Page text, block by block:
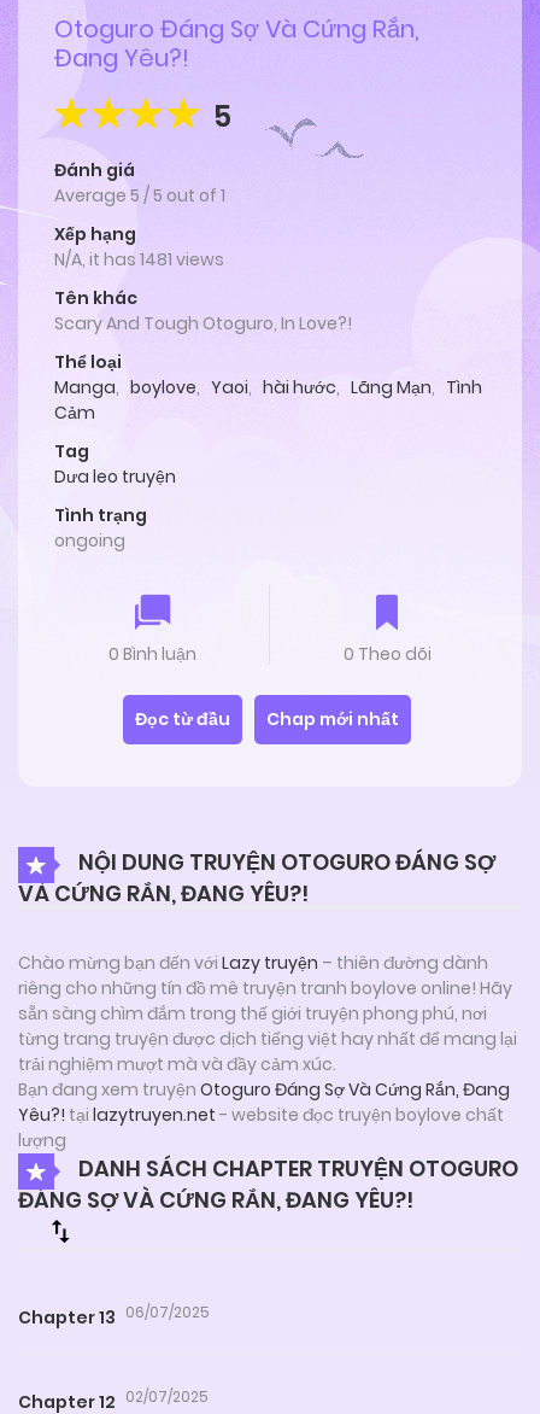
Otoguro Đáng Sợ Và Cứng Rắn,
Đang Yêu?!
5
Đánh giá
Average 5 /5 out of 1
Xếp hạng
N/A, it has 1481 views
Tên khác
Scary And Tough Otoguro, In Love?!
Thể loại
Manga, boylove, Yaoi, hài hước, Lãng Mạn, Tình
Cảm
Tag
Dưa leo truyện
Tình trạng
ongoing
0 Bình luận 0 Theo dõi
Đọc từ đầu Chap mới nhất
NỘI DUNG TRUYỆN OTOGURO ĐÁNG SỢ
VÀ CỨNG RẮN, ĐANG YÊU?!
Chào mừng bạn đến với Lazy truyện – thiên đường dành
riêng cho những tín đồ mê truyện tranh boylove online! Hãy
sẵn sàng chìm đắm trong thế giới truyện phong phú, nơi
từng trang truyện được dịch tiếng việt hay nhất để mang lại
trải nghiệm mượt mà và đầy cảm xúc.
Bạn đang xem truyện Otoguro Đáng Sợ Và Cứng Rắn, Đang
Yêu?! tại lazytruyen.net - website đọc truyện boylove chất
lượng
DANH SÁCH CHAPTER TRUYỆN OTOGURO
ĐÁNG SỢ VÀ CỨNG RẮN, ĐANG YÊU?!
Chapter 13 06/07/2025
Chapter 12 02/07/2025